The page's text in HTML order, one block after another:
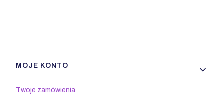
Linki w stopce
MOJE KONTO
Twoje zamówienia